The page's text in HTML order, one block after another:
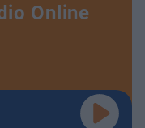
Online